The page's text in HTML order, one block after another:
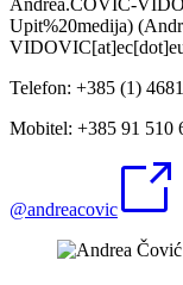
Andrea.COVIC-
Upit%20medija)
Telefon: +385 (1)
Mobitel: +385 91 510
@andreacovic